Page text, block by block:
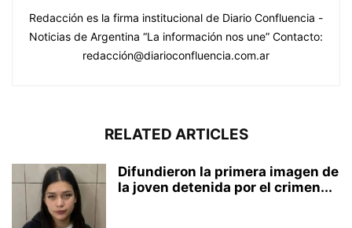
Redacción es la firma institucional de Diario Confluencia -
Noticias de Argentina “La información nos une” Contacto:
redacción@diarioconfluencia.com.ar
RELATED ARTICLES
Difundieron la primera imagen de
la joven detenida por el crimen...